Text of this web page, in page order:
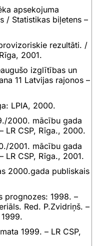
apsekojuma
/ Statistikas biļetens –
rezultāti. /
2001.
izglītības un
11 Latvijas rajonos –
LPIA, 2000.
2000. mācību gada
LR CSP, Rīga., 2000.
2001. mācību gada
LR CSP, Rīga., 2001.
2000.gada publiskais
prognozes: 1998. –
Red. P.Zvidriņš. –
1999. – LR CSP,